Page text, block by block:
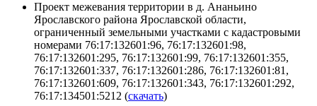
Проект межевания территории в д. Ананьино
Ярославского района Ярославской области,
ограниченный земельными участками с кадастровыми
номерами 76:17:132601:96, 76:17:132601:98,
76:17:132601:295, 76:17:132601:99, 76:17:132601:355,
76:17:132601:337, 76:17:132601:286, 76:17:132601:81,
76:17:132601:609, 76:17:132601:343, 76:17:132601:292,
76:17:134501:5212 (скачать)